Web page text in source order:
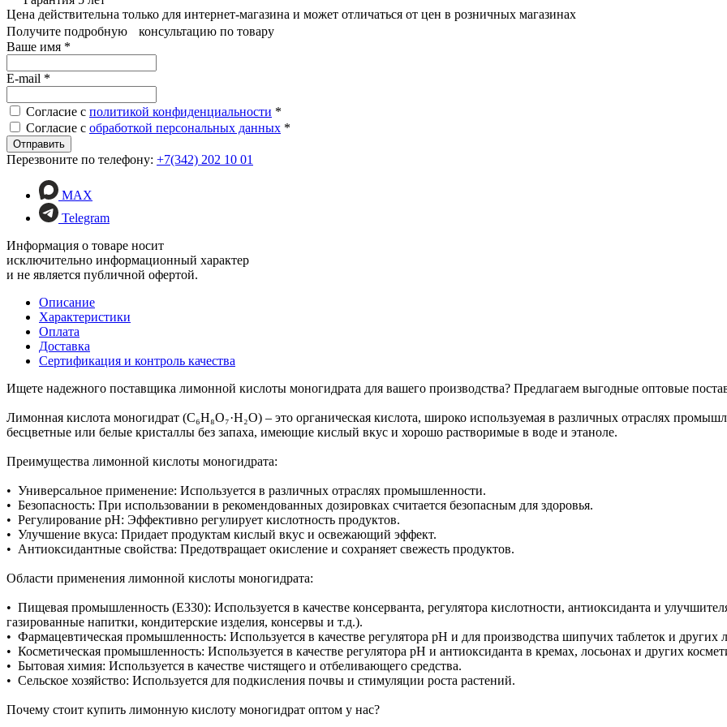
Цена действительна только для интернет-магазина и может отличаться от цен в розничных магазинах
Получите подробную консультацию по товару
Ваше имя *
E-mail *
Согласие с политикой конфиденциальности *
Согласие с обработкой персональных данных *
Перезвоните по телефону: +7(342) 202 10 01
MAX
Telegram
Информация о товаре носит
исключительно информационный характер
и не является публичной офертой.
Описание
Характеристики
Оплата
Доставка
Сертификация и контроль качества
Ищете надежного поставщика лимонной кислоты моногидрата для вашего производства? Предлагаем выгодные оптовые
Лимонная кислота моногидрат (C₆H₈O₇·H₂O) – это органическая кислота, широко используемая в различных отраслях
бесцветные или белые кристаллы без запаха, имеющие кислый вкус и хорошо растворимые в воде и этаноле.
Преимущества лимонной кислоты моногидрата:
• Универсальное применение: Используется в различных отраслях промышленности.
• Безопасность: При использовании в рекомендованных дозировках считается безопасным для здоровья.
• Регулирование pH: Эффективно регулирует кислотность продуктов.
• Улучшение вкуса: Придает продуктам кислый вкус и освежающий эффект.
• Антиоксидантные свойства: Предотвращает окисление и сохраняет свежесть продуктов.
Области применения лимонной кислоты моногидрата:
• Пищевая промышленность (E330): Используется в качестве консерванта, регулятора кислотности, антиоксиданта и
газированные напитки, кондитерские изделия, консервы и т.д.).
• Фармацевтическая промышленность: Используется в качестве регулятора pH и для производства шипучих таблеток и других
• Косметическая промышленность: Используется в качестве регулятора pH и антиоксиданта в кремах, лосьонах и других
• Бытовая химия: Используется в качестве чистящего и отбеливающего средства.
• Сельское хозяйство: Используется для подкисления почвы и стимуляции роста растений.
Почему стоит купить лимонную кислоту моногидрат оптом у нас?